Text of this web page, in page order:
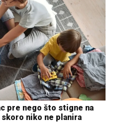
pre nego što stigne na
niko ne planira